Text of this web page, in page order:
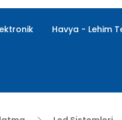
Havya - Lehim